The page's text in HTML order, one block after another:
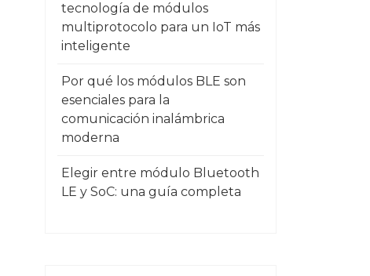
tecnología de módulos
multiprotocolo para un IoT más
inteligente
Por qué los módulos BLE son
esenciales para la
comunicación inalámbrica
moderna
Elegir entre módulo Bluetooth
LE y SoC: una guía completa